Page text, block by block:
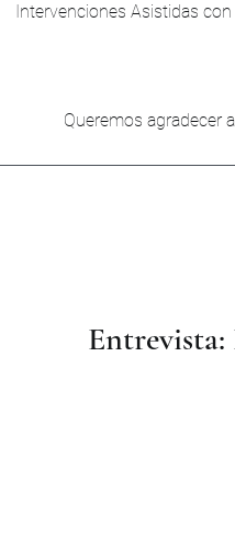
Intervenciones Asistidas
Queremos agradecer